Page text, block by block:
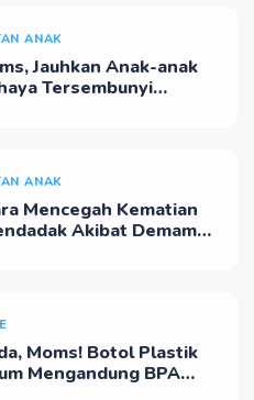
ANAK
Jauhkan Anak-anak
Tersembunyi
ANAK
Mencegah Kematian
Akibat Demam
Moms! Botol Plastik
Mengandung BPA